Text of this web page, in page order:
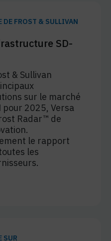
DE FROST & SULLIVAN
SD-
& Sullivan
sur le marché
pour 2025, Versa
Radar™ de
le rapport
les
SUR